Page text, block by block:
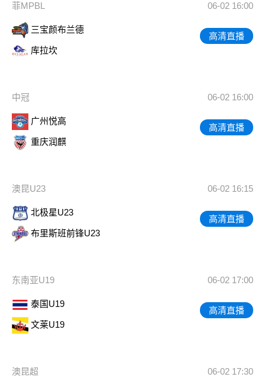
菲MPBL 06-02 16:00
三宝颜布兰德
库拉坎
高清直播
中冠 06-02 16:00
广州悦高
重庆润麒
高清直播
澳昆U23 06-02 16:15
北极星U23
布里斯班前锋U23
高清直播
东南亚U19 06-02 17:00
泰国U19
文莱U19
高清直播
澳昆超 06-02 17:30